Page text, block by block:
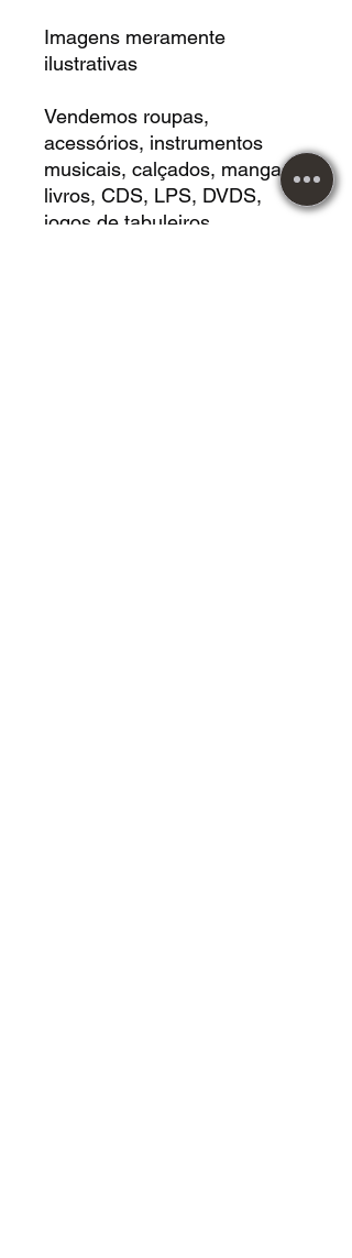
Imagens meramente
ilustrativas
Vendemos roupas,
acessórios, instrumentos
musicais, calçados, mangas,
livros, CDS, LPS, DVDS,
jogos de tabuleiros,